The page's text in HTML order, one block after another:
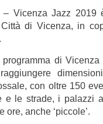
– Vicenza Jazz
di Vicenza, in
di
con oltre 150
e le strade, i palazzi
anche ‘piccole’.